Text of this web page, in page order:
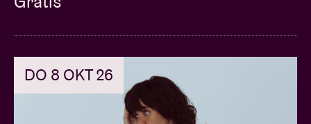
DO 8 OKT 26